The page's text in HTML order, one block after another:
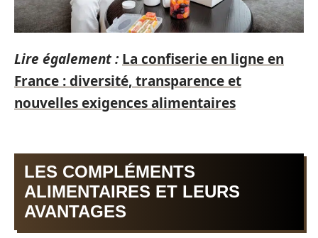
Lire également : La confiserie en ligne en
France : diversité, transparence et
nouvelles exigences alimentaires
LES COMPLÉMENTS
ALIMENTAIRES ET LEURS
AVANTAGES